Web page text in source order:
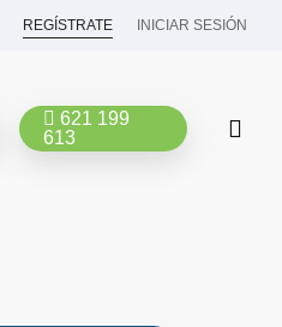
REGÍSTRATE INICIAR SESIÓN
621 199
613